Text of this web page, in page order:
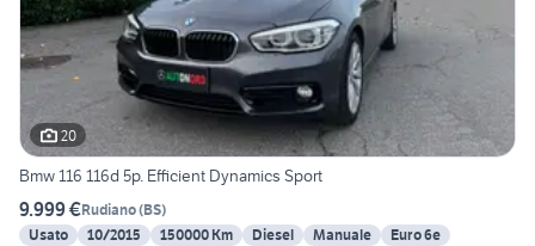
20
Bmw 116 116d 5p. Efficient Dynamics Sport
9.999 €Rudiano(BS)
Usato
10/2015 150000 Km Diesel Manuale
Euro 6e